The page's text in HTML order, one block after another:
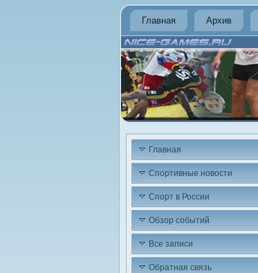
Главная Архив
Главная
Спортивные новости
Спорт в России
Обзор событий
Все записи
Обратная связь